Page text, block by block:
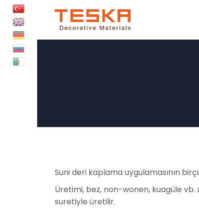
t
Suni deri kaplama uygulamasının
Üretimi, bez, non-wonen, kuagüle
suretiyle üretilir.